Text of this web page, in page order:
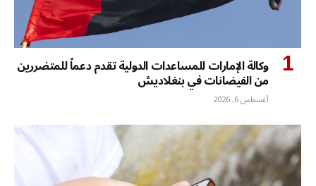
وكالة الإمارات للمساعدات الدولية تقدم دعماً للمتضررين
من الفيضانات في بنغلاديش
أغسطس 6, 2026